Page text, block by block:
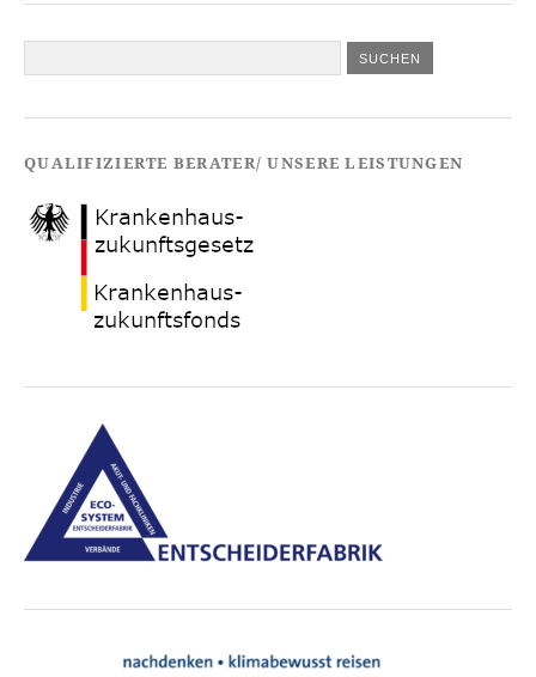
QUALIFIZIERTE BERATER/ UNSERE LEISTUNGEN